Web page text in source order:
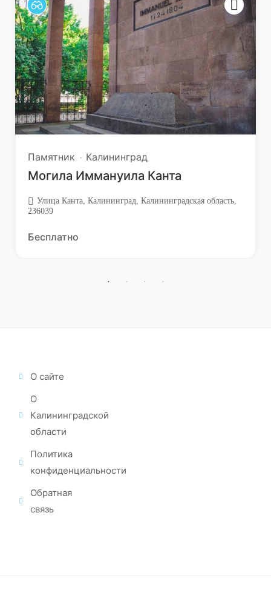
Памятник Калининград
Могила Иммануила Канта
Улица Канта, Калининград, Калининградская область,
236039
Бесплатно
О сайте
О
Калининградской
области
Политика
конфиденциальности
Обратная
связь